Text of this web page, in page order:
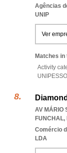
Agências
UNIP
Ver
Matches
Activity
AV MÁRIO
FUNCHAL,
Comércio
LDA